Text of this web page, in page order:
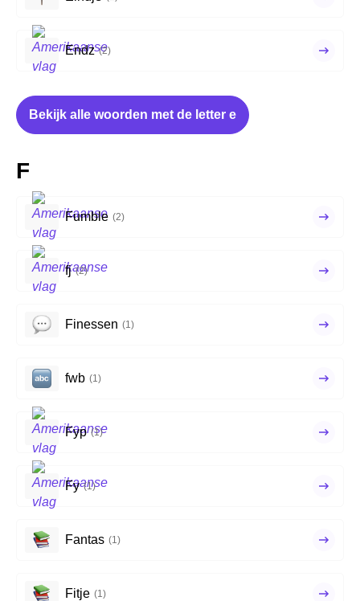
Endz (2)
Bekijk alle woorden met de letter e
F
Fumble (2)
fj (2)
Finessen (1)
fwb (1)
Fyp (1)
Fy (1)
Fantas (1)
Fitje (1)